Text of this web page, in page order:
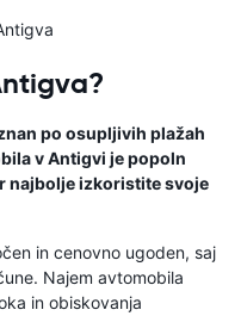
po osupljivih plažah
v Antigvi je popoln
najbolje izkoristite svoje
in cenovno ugoden, saj
Najem avtomobila
in obiskovanja